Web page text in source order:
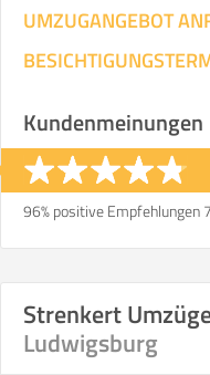
UMZUGANGEBOT
Kundenmeinungen
96% positive Empfehlungen
Strenkert
Ludwigsburg